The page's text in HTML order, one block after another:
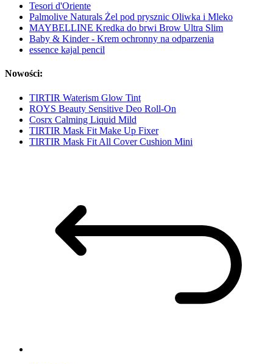
Tesori d'Oriente
Palmolive Naturals Żel pod prysznic Oliwka i Mleko
MAYBELLINE Kredka do brwi Brow Ultra Slim
Baby & Kinder - Krem ochronny na odparzenia
essence kajal pencil
Nowości:
TIRTIR Waterism Glow Tint
ROYS Beauty Sensitive Deo Roll-On
Cosrx Calming Liquid Mild
TIRTIR Mask Fit Make Up Fixer
TIRTIR Mask Fit All Cover Cushion Mini